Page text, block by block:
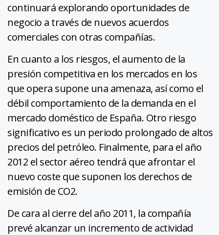
continuará explorando oportunidades de
negocio a través de nuevos acuerdos
comerciales con otras compañías.
En cuanto a los riesgos, el aumento de la
presión competitiva en los mercados en los
que opera supone una amenaza, así como el
débil comportamiento de la demanda en el
mercado doméstico de España. Otro riesgo
significativo es un periodo prolongado de altos
precios del petróleo. Finalmente, para el año
2012 el sector aéreo tendrá que afrontar el
nuevo coste que suponen los derechos de
emisión de CO2.
De cara al cierre del año 2011, la compañía
prevé alcanzar un incremento de actividad